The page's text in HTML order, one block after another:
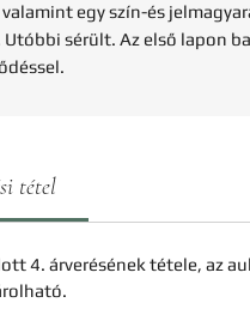
egy szín-és
sérült. Az első lapon
tétel
4. árverésének tétele, az